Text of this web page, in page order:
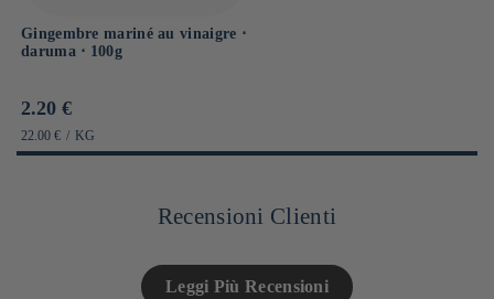
Gingembre mariné au vinaigre ⋅
daruma ⋅ 100g
Prix
habituel
2.20 €
PRIX
UNITAIRE
22.00 € / PAR
KG
Recensioni Clienti
Leggi Più Recensioni